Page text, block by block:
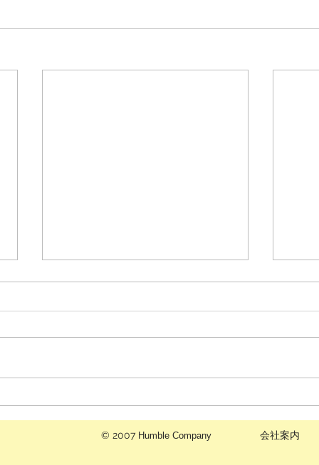
© 2007 Humble Company 会社案内